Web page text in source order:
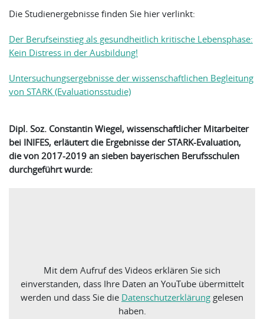
Die Studienergebnisse finden Sie hier verlinkt:
Der Berufseinstieg als gesundheitlich kritische Lebensphase:
Kein Distress in der Ausbildung!
Untersuchungsergebnisse der wissenschaftlichen Begleitung
von STARK (Evaluationsstudie)
Dipl. Soz. Constantin Wiegel, wissenschaftlicher Mitarbeiter
bei INIFES, erläutert die Ergebnisse der STARK-Evaluation,
die von 2017-2019 an sieben bayerischen Berufsschulen
durchgeführt wurde:
Mit dem Aufruf des Videos erklären Sie sich
einverstanden, dass Ihre Daten an YouTube übermittelt
werden und dass Sie die Datenschutzerklärung gelesen
haben.